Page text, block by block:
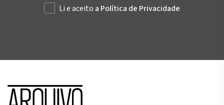
Li e aceito a Política de Privacidade